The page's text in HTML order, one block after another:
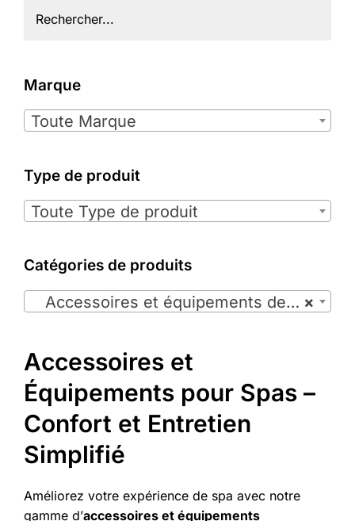
Accessoires et
Équipements pour Spas –
Confort et Entretien
Simplifié
Améliorez votre expérience de spa avec notre
gamme d’accessoires et équipements
Marque
Toute Marque
Type de produit
Toute Type de produit
Catégories de produits
×
Accessoires et équipements de spas (11)